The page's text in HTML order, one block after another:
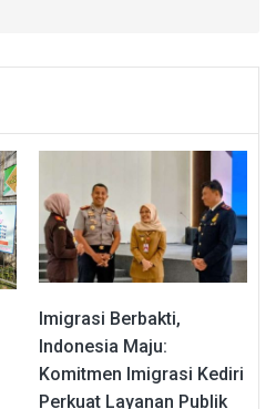
Imigrasi Berbakti,
Indonesia Maju:
Komitmen Imigrasi Kediri
Perkuat Layanan Publik